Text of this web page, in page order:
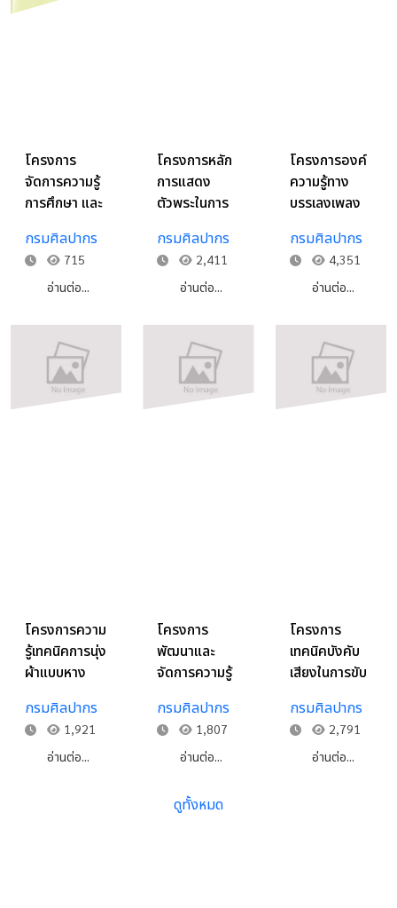
โครงการ
จัดการความรู้
การศึกษา และ
องค์ความรู้
ทางบรรเลง
ประกอบการ
และละครนอก
ระหว่าง พ.ศ.
2493-2535
กรมศิลปากร
715
อ่านต่อ...
โครงการหลัก
การแสดง
ตัวพระในการ
ละคร ของ
ปกรณ์ พร
พิสุทธิ์
กรมศิลปากร
2,411
อ่านต่อ...
โครงการองค์
ความรู้ทาง
บรรเลงเพลง
โน้ตเพลงไทย
พ.ศ.2479-
2483
กรมศิลปากร
4,351
อ่านต่อ...
โครงการความ
รู้เทคนิคการนุ่ง
ผ้าแบบหาง
ฉวีวรรณ ชื่น
สำราญ
กรมศิลปากร
1,921
อ่านต่อ...
โครงการ
พัฒนาและ
จัดการความรู้
ด้านแสง เสียง
สำหรับการ
แสดงโขน-
โรงละครแห่ง
กรมศิลปากร
1,807
อ่านต่อ...
โครงการ
เทคนิคบังคับ
เสียงในการขับ
ประเภทการ
แสดงโอเปร่า
ของครูนภา
กรมศิลปากร
2,791
อ่านต่อ...
ดูทั้งหมด